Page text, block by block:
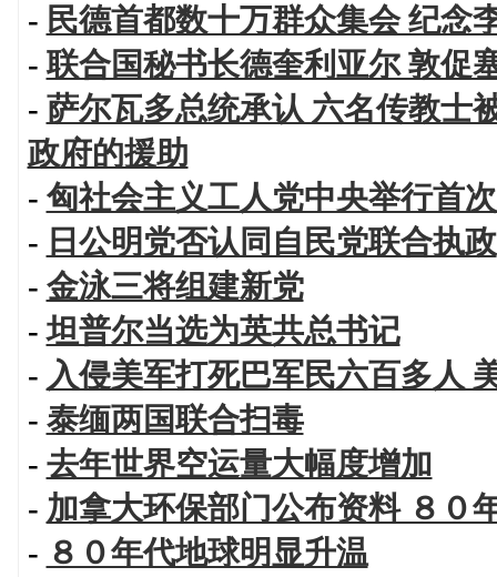
- 民德首都数十万群众集会 纪念
-联合国秘书长德奎利亚尔 敦促
- 萨尔瓦多总统承认 六名传教士
政府的援助
- 匈社会主义工人党中央举行首
- 日公明党否认同自民党联合执政
- 金泳三将组建新党
-坦普尔当选为英共总书记
- 入侵美军打死巴军民六百多人
- 泰缅两国联合扫毒
- 去年世界空运量大幅度增加
- 加拿大环保部门公布资料 ８０
- ８０年代地球明显升温